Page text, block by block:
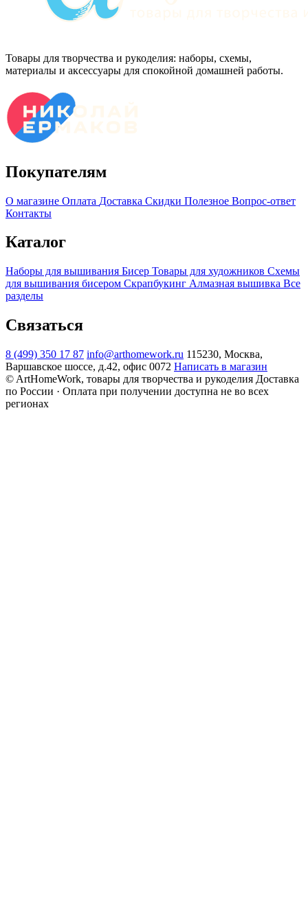
Товары для творчества и рукоделия: наборы, схемы,
материалы и аксессуары для спокойной домашней работы.
Покупателям
О магазине Оплата Доставка Скидки Полезное Вопрос-ответ
Контакты
Каталог
Наборы для вышивания Бисер Товары для художников Схемы
для вышивания бисером Скрапбукинг Алмазная вышивка Все
разделы
Связаться
8 (499) 350 17 87 info@arthomework.ru 115230, Москва,
Варшавское шоссе, д.42, офис 0072 Написать в магазин
© ArtHomeWork, товары для творчества и рукоделия Доставка
по России · Оплата при получении доступна не во всех
регионах